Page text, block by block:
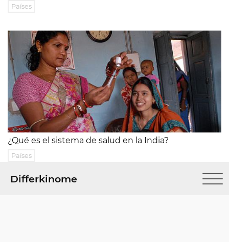
Países
¿Qué es el sistema de salud en la India?
Países
Differkinome